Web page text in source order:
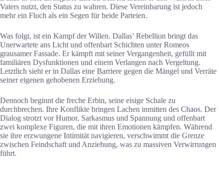
Vaters nutzt, den Status zu wahren. Diese Vereinbarung ist jedoch
mehr ein Fluch als ein Segen für beide Parteien.
Was folgt, ist ein Kampf der Willen. Dallas’ Rebellion bringt das
Unerwartete ans Licht und offenbart Schichten unter Romeos
grausamer Fassade. Er kämpft mit seiner Vergangenheit, gefüllt mit
familiären Dysfunktionen und einem Verlangen nach Vergeltung.
Letztlich sieht er in Dallas eine Barriere gegen die Mängel und Verräte
seiner eigenen gehobenen Erziehung.
Dennoch beginnt die freche Erbin, seine eisige Schale zu
durchbrechen. Ihre Konflikte bringen Lachen inmitten des Chaos. Der
Dialog strotzt vor Humor, Sarkasmus und Spannung und offenbart
zwei komplexe Figuren, die mit ihren Emotionen kämpfen. Während
sie ihre erzwungene Intimität navigieren, verschwimmt die Grenze
zwischen Feindschaft und Anziehung, was zu massiven Verwirrungen
führt.